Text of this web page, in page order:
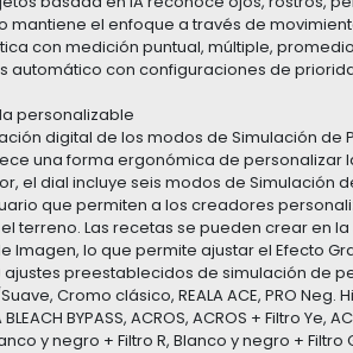
mantiene el enfoque a través de
con medición puntual, múltiple,
automático con configuraciones de
personalizable
digital de los modos de Simulación de
una forma ergonómica de
el dial incluye seis modos de Simulación
que permiten a los creadores
terreno. Las recetas se pueden crear en
Imagen, lo que permite ajustar el Efecto
ajustes preestablecidos de simulación de
Cromo clásico, REALA ACE, PRO Neg.
BLEACH BYPASS, ACROS, ACROS + Filtro
y negro + Filtro R, Blanco y negro + Filtro